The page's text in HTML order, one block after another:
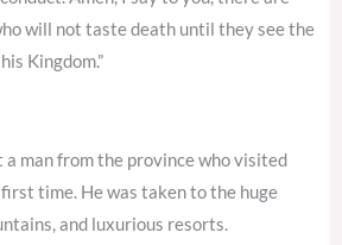
will not taste death until they see the
Kingdom.”
a man from the province who visited
time. He was taken to the huge
and luxurious resorts.